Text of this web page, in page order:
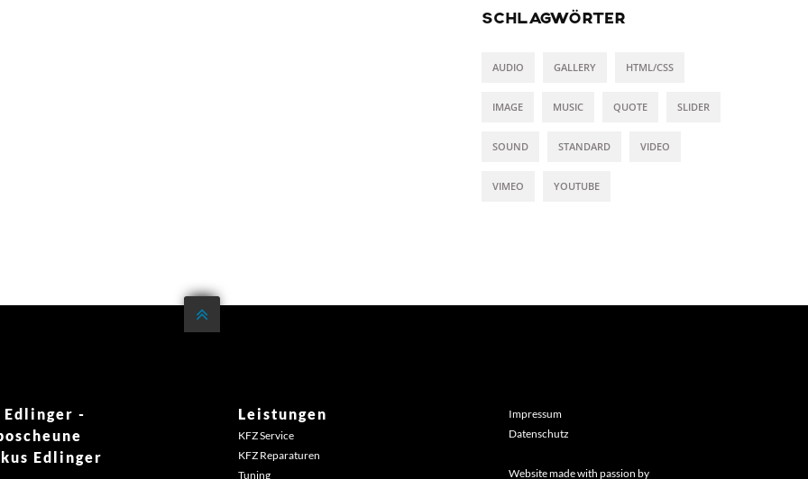
SCHLAGWÖRTER
AUDIO GALLERY HTML/CSS
IMAGE MUSIC QUOTE SLIDER
SOUND STANDARD VIDEO
VIMEO YOUTUBE

Edlinger -
Edlinger
Leistungen
KFZ Service
KFZ Reparaturen
Tuning
Impressum
Datenschutz
Website made with passion by